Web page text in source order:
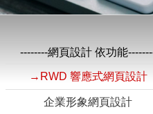
--------網頁設計 依功能
→RWD 響應式網頁設計
企業形象網頁設計